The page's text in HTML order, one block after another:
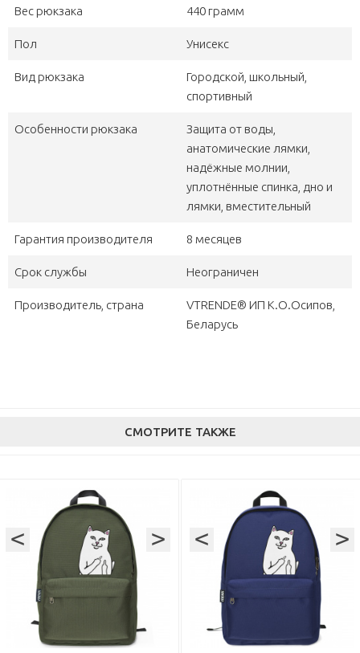
Вес рюкзака 440 грамм
Пол Унисекс
Вид рюкзака
Городской, школьный,
спортивный
Особенности рюкзака
Защита от воды,
анатомические лямки,
надёжные молнии,
уплотнённые спинка, дно и
лямки, вместительный
Гарантия производителя 8 месяцев
Срок службы Неограничен
Производитель, страна
VTRENDE® ИП К.О.Осипов,
Беларусь
СМОТРИТЕ ТАКЖЕ
< > < >